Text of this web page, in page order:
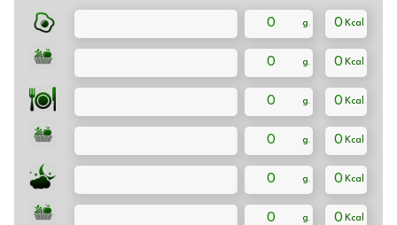
0 0
0 0
0 0
0 0
0 0
0 0